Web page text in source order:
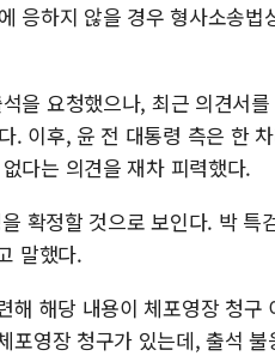
응하지 않을 경우 형사소송법
을 요청했으나, 최근 의견서
. 이후, 윤 전 대통령 측은 한
다는 의견을 재차 피력했다.
확정할 것으로 보인다. 박 특
말했다.
해당 내용이 체포영장 청구
포영장 청구가 있는데, 출석